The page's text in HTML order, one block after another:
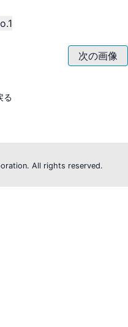
次の画像
る
All rights reserved.